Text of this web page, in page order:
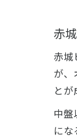
赤
赤城
が、
とが
中盤
に